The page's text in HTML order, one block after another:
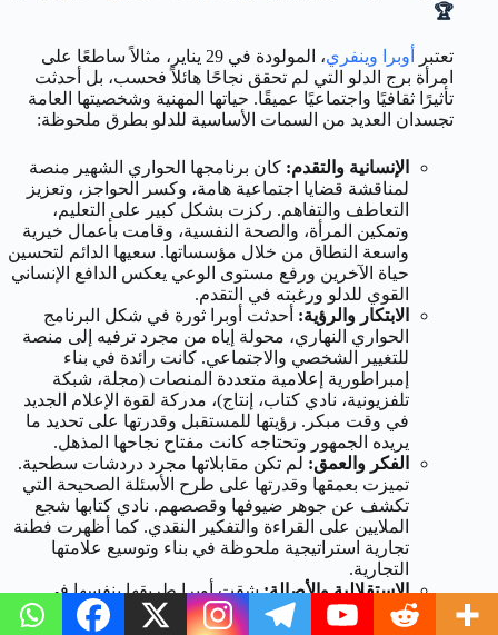
🏆
تعتبر أوبرا وينفري
، المولودة في 29 يناير، مثالاً ساطعًا على
امرأة برج الدلو التي لم تحقق نجاحًا هائلاً فحسب، بل أحدثت
تأثيرًا ثقافيًا واجتماعيًا عميقًا. حياتها المهنية وشخصيتها العامة
تجسدان العديد من السمات الأساسية للدلو بطرق ملحوظة:
الإنسانية والتقدم: كان برنامجها الحواري الشهير منصة
لمناقشة قضايا اجتماعية هامة، وكسر الحواجز، وتعزيز
التعاطف والتفاهم. ركزت بشكل كبير على التعليم،
وتمكين المرأة، والصحة النفسية، وقامت بأعمال خيرية
واسعة النطاق من خلال مؤسساتها. سعيها الدائم لتحسين
حياة الآخرين ورفع مستوى الوعي يعكس الدافع الإنساني
القوي للدلو ورغبته في التقدم.
الابتكار والرؤية: أحدثت أوبرا ثورة في شكل البرنامج
الحواري النهاري، محولة إياه من مجرد ترفيه إلى منصة
للتغيير الشخصي والاجتماعي. كانت رائدة في بناء
إمبراطورية إعلامية متعددة المنصات (مجلة، شبكة
تلفزيونية، نادي كتاب، إنتاج)، مدركة لقوة الإعلام الجديد
في وقت مبكر. رؤيتها للمستقبل وقدرتها على تحديد ما
يريده الجمهور وتحتاجه كانت مفتاح نجاحها المذهل.
الفكر والعمق: لم تكن مقابلاتها مجرد دردشات سطحية.
تميزت بعمقها وقدرتها على طرح الأسئلة الصحيحة التي
تكشف عن جوهر ضيوفها وقصصهم. نادي كتابها شجع
الملايين على القراءة والتفكير النقدي. كما أظهرت فطنة
تجارية استراتيجية ملحوظة في بناء وتوسيع علامتها
التجارية.
الاستقلالية والأصالة:شقت أوبرا طريقها بنفسها في
صناعة يهيمن عليها الرجال والبيض، متغلبة على صعوبات